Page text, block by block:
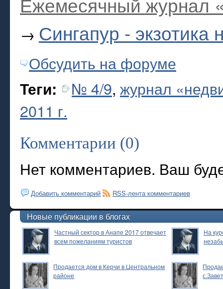
→ Сингапур -
Обсудить на форуме
Теги: № 4/9, журнал
2011 г.
Комментарии (0)
Нет комментариев. Ваш
Добавить комментарий RSS-лента комментариев
Новые публикации в блогах
Частный сектор в Анапе 2017 отвечает
всем пожеланиям туристов
На
Продается дом в Керчи в Центральном
районе